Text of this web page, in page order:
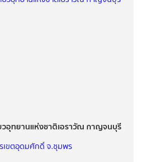
อุทยานแห่งชาติเอราวัณ​ กาญจนบุรี​